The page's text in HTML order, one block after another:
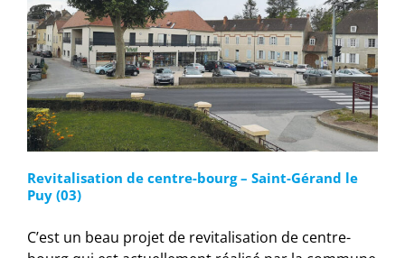
Revitalisation de centre-bourg – Saint-Gérand le
Puy (03)
C’est un beau projet de revitalisation de centre-